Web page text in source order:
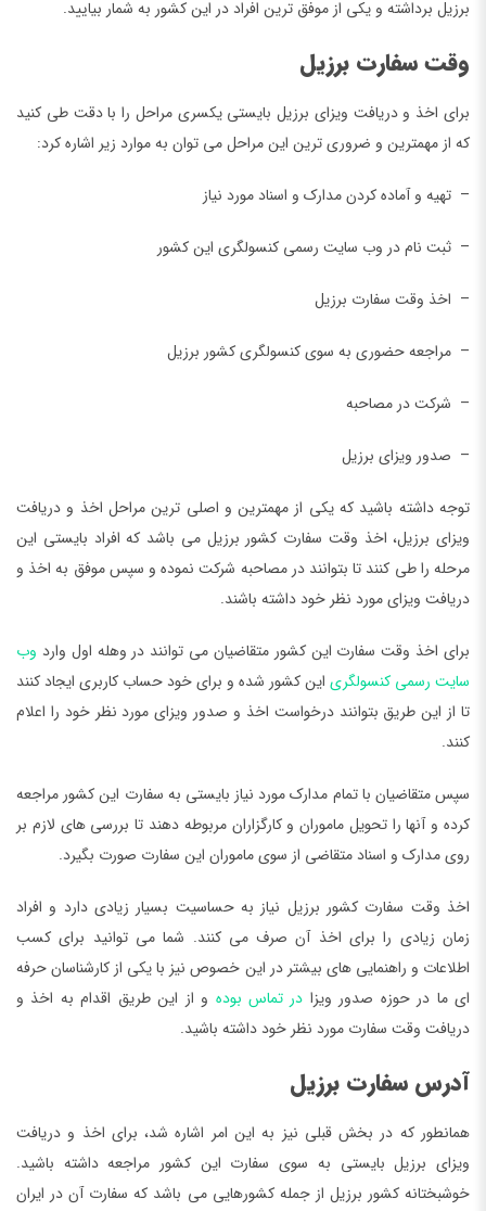
برزیل برداشته و یکی از موفق ترین افراد در این کشور به شمار بیایید.
وقت سفارت برزیل
برای اخذ و دریافت ویزای برزیل بایستی یکسری مراحل را با دقت طی کنید
که از مهمترین و ضروری ترین این مراحل می توان به موارد زیر اشاره کرد:
– تهیه و آماده کردن مدارک و اسناد مورد نیاز
– ثبت نام در وب سایت رسمی کنسولگری این کشور
– اخذ وقت سفارت برزیل
– مراجعه حضوری به سوی کنسولگری کشور برزیل
– شرکت در مصاحبه
– صدور ویزای برزیل
توجه داشته باشید که یکی از مهمترین و اصلی ترین مراحل اخذ و دریافت
ویزای برزیل، اخذ وقت سفارت کشور برزیل می باشد که افراد بایستی این
مرحله را طی کنند تا بتوانند در مصاحبه شرکت نموده و سپس موفق به اخذ و
دریافت ویزای مورد نظر خود داشته باشند.
برای اخذ وقت سفارت این کشور متقاضیان می توانند در وهله اول وارد وب
سایت رسمی کنسولگری این کشور شده و برای خود حساب کاربری ایجاد کنند
تا از این طریق بتوانند درخواست اخذ و صدور ویزای مورد نظر خود را اعلام
کنند.
سپس متقاضیان با تمام مدارک مورد نیاز بایستی به سفارت این کشور مراجعه
کرده و آنها را تحویل ماموران و کارگزاران مربوطه دهند تا بررسی های لازم بر
روی مدارک و اسناد متقاضی از سوی ماموران این سفارت صورت بگیرد.
اخذ وقت سفارت کشور برزیل نیاز به حساسیت بسیار زیادی دارد و افراد
زمان زیادی را برای اخذ آن صرف می کنند. شما می توانید برای کسب
اطلاعات و راهنمایی های بیشتر در این خصوص نیز با یکی از کارشناسان حرفه
ای ما در حوزه صدور ویزا در تماس بوده و از این طریق اقدام به اخذ و
دریافت وقت سفارت مورد نظر خود داشته باشید.
آدرس سفارت برزیل
همانطور که در بخش قبلی نیز به این امر اشاره شد، برای اخذ و دریافت
ویزای برزیل بایستی به سوی سفارت این کشور مراجعه داشته باشید.
خوشبختانه کشور برزیل از جمله کشورهایی می باشد که سفارت آن در ایران